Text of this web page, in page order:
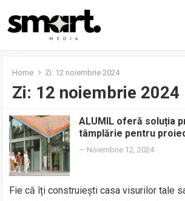
Home Zi: 12 noiembrie 2024
Zi: 12 noiembrie 2024
ALUMIL oferă soluția
tâmplărie pentru
— Noiembrie 12, 2024
Fie că îți construiești casa visurilor tale